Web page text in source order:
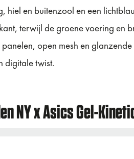
hiel en buitenzool en een
terwijl de groene voering en
open mesh en
digitale twist.
NY x Asics Gel-